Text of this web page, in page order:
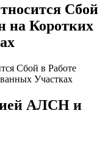
Сбой
на Коротких
Сбой в Работе
Участках
АЛСН и